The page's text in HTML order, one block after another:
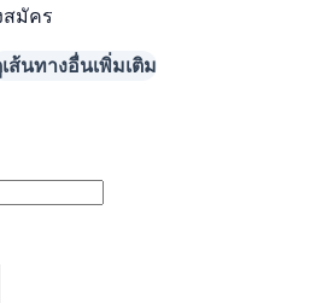
มัคร
ส้นทางอื่นเพิ่มเติม